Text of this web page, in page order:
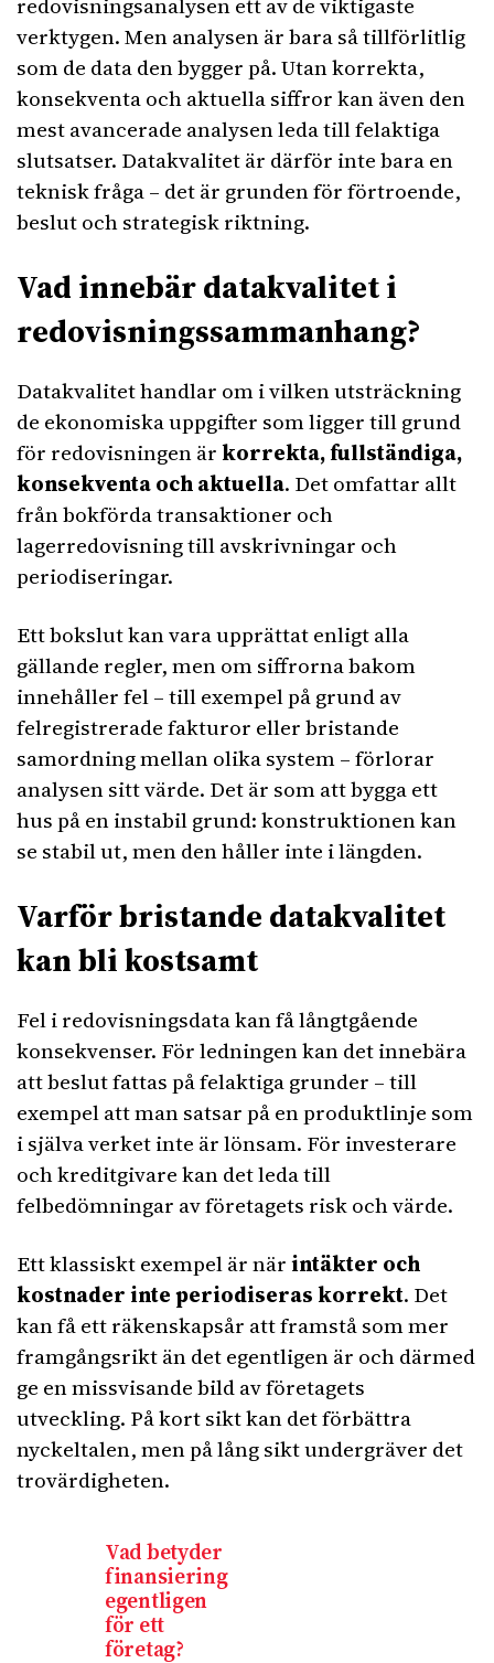
verktygen. Men analysen är bara så tillförlitlig
som de data den bygger på. Utan korrekta,
konsekventa och aktuella siffror kan även den
mest avancerade analysen leda till felaktiga
slutsatser. Datakvalitet är därför inte bara en
teknisk fråga – det är grunden för förtroende,
beslut och strategisk riktning.
Vad innebär datakvalitet i
redovisningssammanhang?
Datakvalitet handlar om i vilken utsträckning
de ekonomiska uppgifter som ligger till grund
för redovisningen ärkorrekta, fullständiga,
konsekventa och aktuella. Det omfattar allt
från bokförda transaktioner och
lagerredovisning till avskrivningar och
periodiseringar.
Ett bokslut kan vara upprättat enligt alla
gällande regler, men om siffrorna bakom
innehåller fel – till exempel på grund av
felregistrerade fakturor eller bristande
samordning mellan olika system – förlorar
analysen sitt värde. Det är som att bygga ett
hus på en instabil grund: konstruktionen kan
se stabil ut, men den håller inte i längden.
Varför bristande datakvalitet
kan bli kostsamt
Fel i redovisningsdata kan få långtgående
konsekvenser. För ledningen kan det innebära
att beslut fattas på felaktiga grunder – till
exempel att man satsar på en produktlinje som
i själva verket inte är lönsam. För investerare
och kreditgivare kan det leda till
felbedömningar av företagets risk och värde.
Ett klassiskt exempel är närintäkter och
kostnader inte periodiseras korrekt. Det
kan få ett räkenskapsår att framstå som mer
framgångsrikt än det egentligen är och därmed
ge en missvisande bild av företagets
utveckling. På kort sikt kan det förbättra
nyckeltalen, men på lång sikt undergräver det
trovärdigheten.
Vad betyder
finansiering
egentligen
för ett
företag?